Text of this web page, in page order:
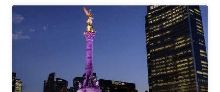
como faros en un océano de belleza natural. Ofrecen a los
visitantes edificios que cuentan su historia y museos que
recogen su patrimonio cultural. Y que mantienen vivas
tradiciones ancestrales, en ceremonias y festivales, donde
se puede disfrutar de actividades culturales y de
Leer más